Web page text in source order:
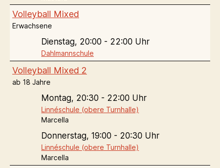
Volleyball Mixed
Erwachsene
Dienstag, 20:00 - 22:00 Uhr
Dahlmannschule
Volleyball Mixed 2
ab 18 Jahre
Montag, 20:30 - 22:00 Uhr
Linnéschule (obere Turnhalle)
Marcella
Donnerstag, 19:00 - 20:30 Uhr
Linnéschule (obere Turnhalle)
Marcella